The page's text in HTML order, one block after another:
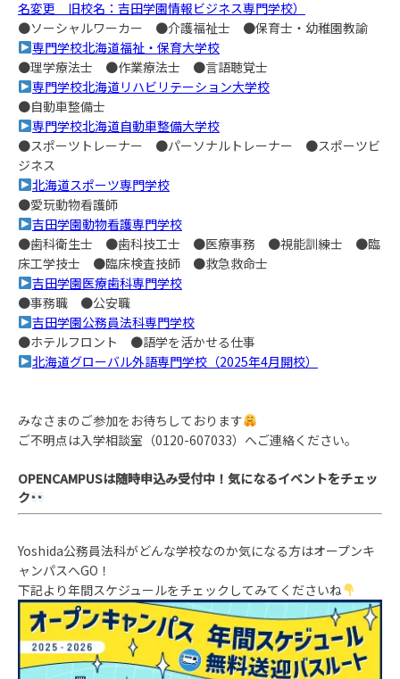
名変更 旧校名：吉田学園情報ビジネス専門学校）
●ソーシャルワーカー ●介護福祉士 ●保育士・幼稚園教諭
専門学校北海道福祉・保育大学校
●理学療法士 ●作業療法士 ●言語聴覚士
専門学校北海道リハビリテーション大学校
●自動車整備士
専門学校北海道自動車整備大学校
●スポーツトレーナー ●パーソナルトレーナー ●スポーツビ
ジネス
北海道スポーツ専門学校
●愛玩動物看護師
吉田学園動物看護専門学校
●歯科衛生士 ●歯科技工士 ●医療事務 ●視能訓練士 ●臨
床工学技士 ●臨床検査技師 ●救急救命士
吉田学園医療歯科専門学校
●事務職 ●公安職
吉田学園公務員法科専門学校
●ホテルフロント ●語学を活かせる仕事
北海道グローバル外語専門学校（2025年4月開校）
みなさまのご参加をお待ちしております
ご不明点は入学相談室（0120-607033）へご連絡ください。
OPENCAMPUSは随時申込み受付中！ 気になるイベントをチェッ
ク
Yoshida公務員法科がどんな学校なのか気になる方はオープンキ
ャンパスへGO！
下記より年間スケジュールをチェックしてみてくださいね